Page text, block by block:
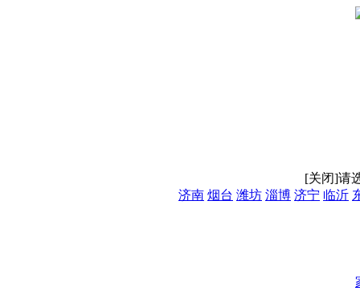
[关闭]请
济南 烟台 潍坊 淄博 济宁 临沂